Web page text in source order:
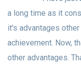
a long time as it
it's advantages
achievement. Now,
other advantages.